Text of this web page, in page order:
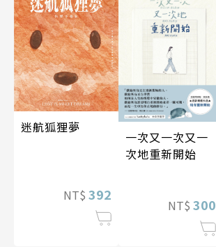
迷航狐狸夢
NT$ 392
一次又一次又一
次地重新開始
NT$ 300